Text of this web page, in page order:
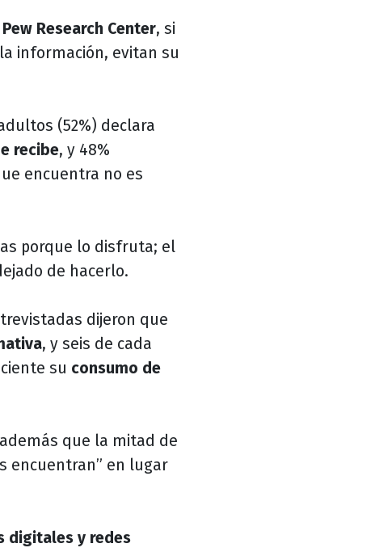
Pew Research Center, si
información, evitan su
(52%) declara
recibe, y 48%
encuentra no es
porque lo disfruta; el
de hacerlo.
dijeron que
, y seis de cada
su consumo de
que la mitad de
encuentran” en lugar
digitales y redes